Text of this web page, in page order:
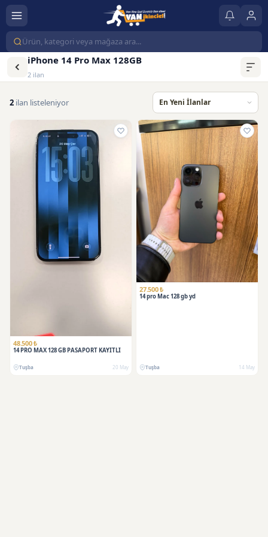
iPhone 14 Pro Max 128GB
2 ilan
2 ilan listeleniyor
SATILDI
48.500 ₺
14 PRO MAX 128 GB PASAPORT KAYITLI
Tuşba 20 May
27.500 ₺
14 pro Mac 128 gb yd
Tuşba 14 May